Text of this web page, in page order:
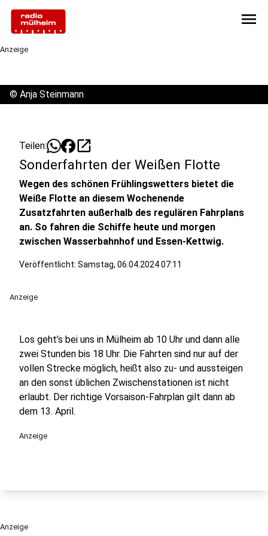
menu
Anzeige
© Anja Steinmann
Teilen: open_in_new
Sonderfahrten der Weißen Flotte
Wegen des schönen Frühlingswetters bietet die
Weiße Flotte an diesem Wochenende
Zusatzfahrten außerhalb des regulären Fahrplans
an. So fahren die Schiffe heute und morgen
zwischen Wasserbahnhof und Essen-Kettwig.
Veröffentlicht: Samstag, 06.04.2024 07:11
Anzeige
Los geht’s bei uns in Mülheim ab 10 Uhr und dann alle
zwei Stunden bis 18 Uhr. Die Fahrten sind nur auf der
vollen Strecke möglich, heißt also zu- und aussteigen
an den sonst üblichen Zwischenstationen ist nicht
erlaubt. Der richtige Vorsaison-Fahrplan gilt dann ab
dem 13. April.
Anzeige
Anzeige